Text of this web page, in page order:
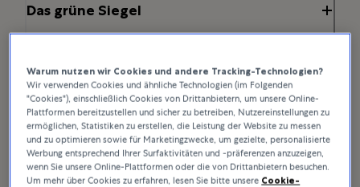
Das grüne Siegel
Die Rolex Schatulle
Warum nutzen wir Cookies und andere Tracking-Technologien?
Wir verwenden Cookies und ähnliche Technologien (im Folgenden
"Cookies"), einschließlich Cookies von Drittanbietern, um unsere Online-
Plattformen bereitzustellen und sicher zu betreiben, Nutzereinstellungen zu
ermöglichen, Statistiken zu erstellen, die Leistung der Website zu messen
und zu optimieren sowie für Marketingzwecke, um gezielte, personalisierte
Werbung entsprechend Ihrer Surfaktivitäten und -präferenzen anzuzeigen,
wenn Sie unsere Online-Plattformen oder die von Drittanbietern besuchen.
Um mehr über Cookies zu erfahren, lesen Sie bitte unsere Cookie-